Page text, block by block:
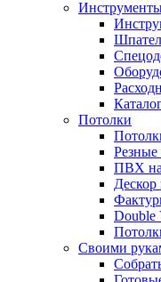
Потолки
Резные
ПВХ на
Дескор
Double
Своими